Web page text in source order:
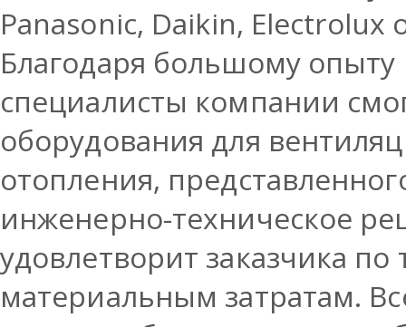
Panasonic, Daikin,
Благодаря большому
специалисты компании
оборудования для
отопления,
инженерно-техническое
удовлетворит заказчика
материальным затратам.